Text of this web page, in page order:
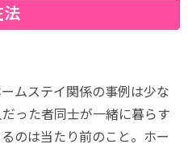
ムステイ関係の事例は少な
った者同士が一緒に暮らす
のは当たり前のこと。ホー